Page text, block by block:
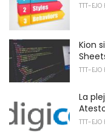
TTT-EJO
Kion
TTT-EJO
La
TTT-EJO